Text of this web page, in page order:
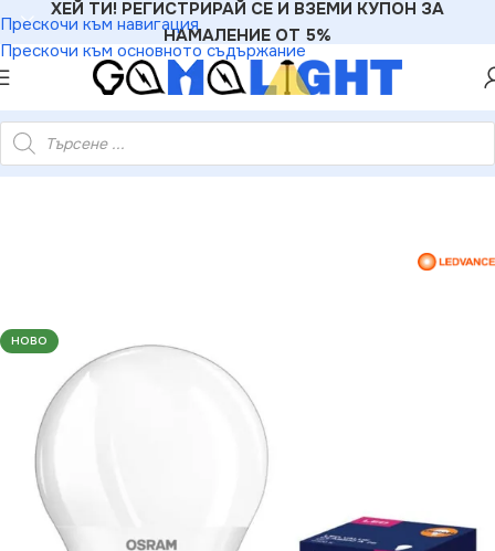
Прескочи към навигация
Прескочи към основното съдържание
ХЕЙ ТИ! РЕГИСТРИРАЙ СЕ И ВЗЕМИ КУПОН ЗА
НАМАЛЕНИЕ ОТ 5%
4052899971035 LED ЛАМПА VALUE CLA75 1055lm/865 E27
НОВО